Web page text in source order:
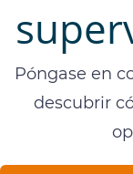
Póngase en
descubrir